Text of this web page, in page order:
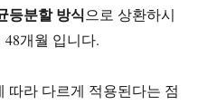
등분할 방식으로 상환하시
개월 입니다.
따라 다르게 적용된다는 점